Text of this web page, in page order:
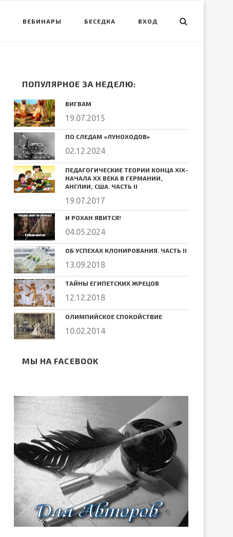
ВЕБИНАРЫ БЕСЕДКА ВХОД
ПОПУЛЯРНОЕ ЗА НЕДЕЛЮ:
ВИГВАМ
19.07.2015
ПО СЛЕДАМ «ЛУНОХОДОВ»
02.12.2024
ПЕДАГОГИЧЕСКИЕ ТЕОРИИ КОНЦА ХIХ-
НАЧАЛА ХХ ВЕКА В ГЕРМАНИИ,
АНГЛИИ, США. ЧАСТЬ II
19.07.2017
И РОХАН ЯВИТСЯ!
04.05.2024
ОБ УСПЕХАХ КЛОНИРОВАНИЯ. ЧАСТЬ II
13.09.2018
ТАЙНЫ ЕГИПЕТСКИХ ЖРЕЦОВ
12.12.2018
ОЛИМПИЙСКОЕ СПОКОЙСТВИЕ
10.02.2014
МЫ НА FACEBOOK